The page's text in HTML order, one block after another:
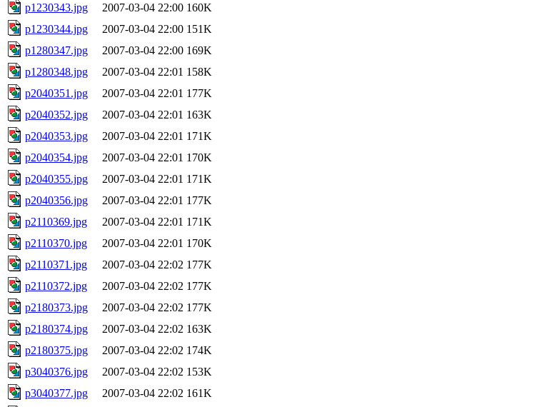
p1230343.jpg
2007-03-04 22:00 160K
p1230344.jpg
2007-03-04 22:00 151K
p1280347.jpg
2007-03-04 22:00 169K
p1280348.jpg
2007-03-04 22:01 158K
p2040351.jpg
2007-03-04 22:01 177K
p2040352.jpg
2007-03-04 22:01 163K
p2040353.jpg
2007-03-04 22:01 171K
p2040354.jpg
2007-03-04 22:01 170K
p2040355.jpg
2007-03-04 22:01 171K
p2040356.jpg
2007-03-04 22:01 177K
p2110369.jpg
2007-03-04 22:01 171K
p2110370.jpg
2007-03-04 22:01 170K
p2110371.jpg
2007-03-04 22:02 177K
p2110372.jpg
2007-03-04 22:02 177K
p2180373.jpg
2007-03-04 22:02 177K
p2180374.jpg
2007-03-04 22:02 163K
p2180375.jpg
2007-03-04 22:02 174K
p3040376.jpg
2007-03-04 22:02 153K
p3040377.jpg
2007-03-04 22:02 161K